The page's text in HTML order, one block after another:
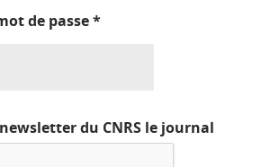
de passe*
du CNRS le journal